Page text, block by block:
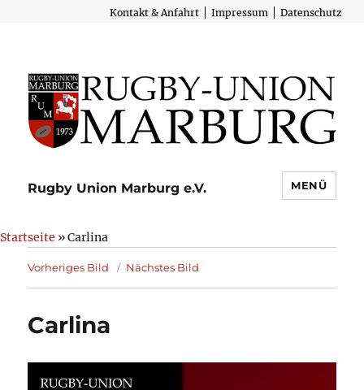
Kontakt & Anfahrt Impressum Datenschutz
Rugby Union Marburg e.V. MENÜ
Startseite » Carlina
Vorheriges Bild Nächstes Bild
Carlina